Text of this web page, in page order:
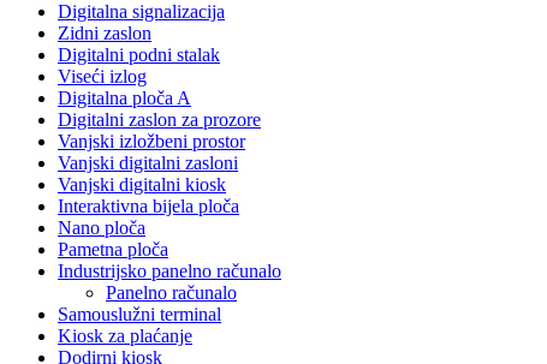
Digitalna signalizacija
Zidni zaslon
Digitalni podni stalak
Viseći izlog
Digitalna ploča A
Digitalni zaslon za prozore
Vanjski izložbeni prostor
Vanjski digitalni zasloni
Vanjski digitalni kiosk
Interaktivna bijela ploča
Nano ploča
Pametna ploča
Industrijsko panelno računalo
Panelno računalo
Samouslužni terminal
Kiosk za plaćanje
Dodirni kiosk